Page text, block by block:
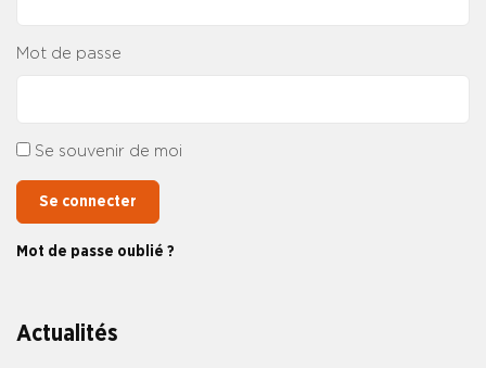
Actualités
Mot de passe
Se souvenir de moi
Se connecter
Mot de passe oublié ?